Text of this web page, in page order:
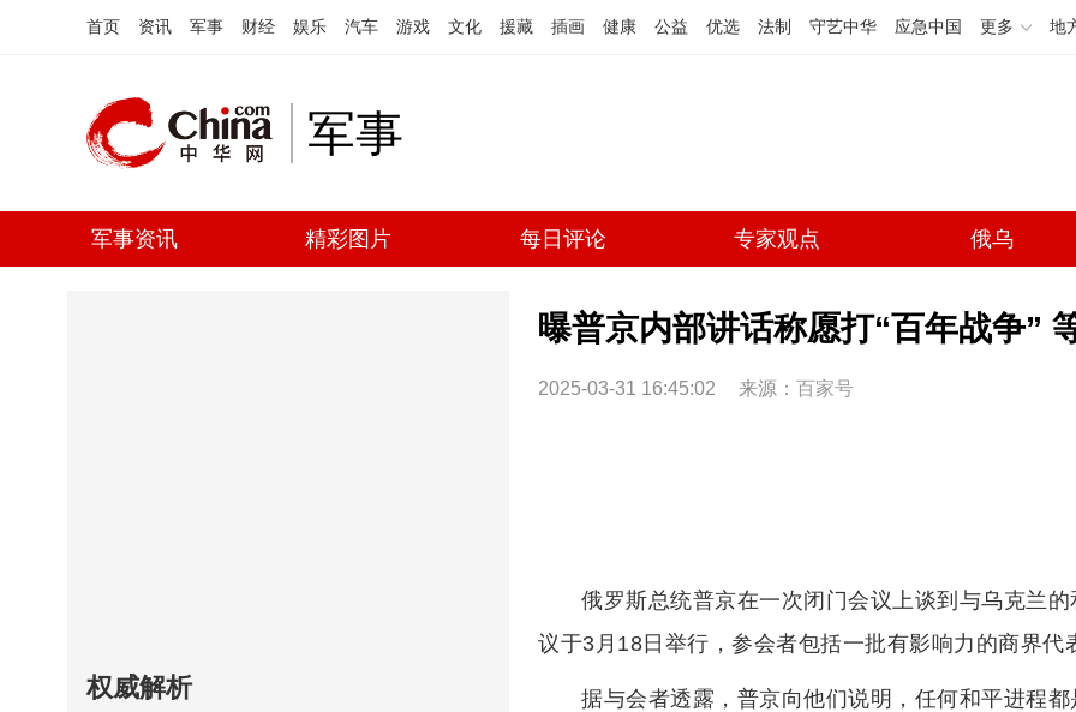
首页 资讯 军事 财经 娱乐 汽车 游戏 文化 援藏 插画 健康 公益 优选 法制 守艺中华 应急中国 更多 地
军事
军事资讯 精彩图片 每日评论 专家观点 俄乌
权威解析
曝普京内部讲话称愿打“百年战争”
2025-03-31 16:45:02 来源： 百家号
俄罗斯总统普京在一次闭门会议上谈到与乌克兰
议于3月18日举行，参会者包括一批有影响力的商界代
据与会者透露，普京向他们说明，任何和平进程